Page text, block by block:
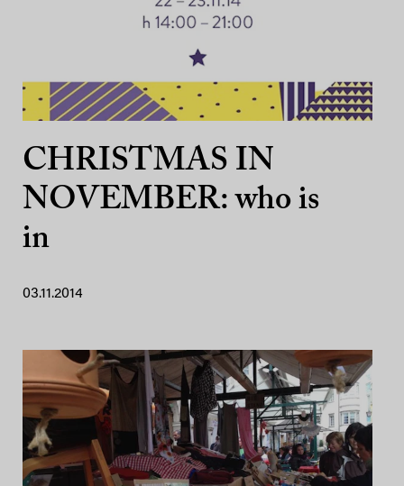
CHRISTMAS IN
NOVEMBER: who is
in
03.11.2014